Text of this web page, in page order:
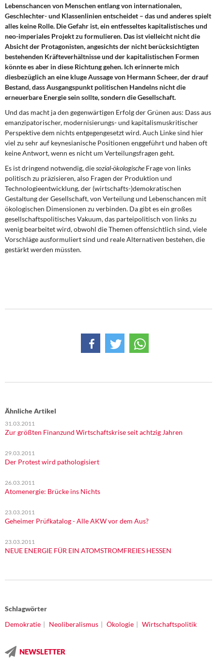
Lebenschancen von Menschen entlang von internationalen,
Geschlechter- und Klassenlinien entscheidet – das und anderes spielt
alles keine Rolle. Die Gefahr ist, ein entfesseltes kapitalistisches und
neo-imperiales Projekt zu formulieren. Das ist vielleicht nicht die
Absicht der Protagonisten, angesichts der nicht berücksichtigten
bestehenden Kräfteverhältnisse und der kapitalistischen Formen
könnte es aber in diese Richtung gehen. Ich erinnerte mich
diesbezüglich an eine kluge Aussage von Hermann Scheer, der drauf
Bestand, dass Ausgangspunkt politischen Handelns nicht die
erneuerbare Energie sein sollte, sondern die Gesellschaft.
Und das macht ja den gegenwärtigen Erfolg der Grünen aus: Dass aus
emanzipatorischer, modernisierungs- und kapitalismuskritischer
Perspektive dem nichts entgegengesetzt wird. Auch Linke sind hier
viel zu sehr auf keynesianische Positionen enggeführt und haben oft
keine Antwort, wenn es nicht um Verteilungsfragen geht.
Es ist dringend notwendig, diesozial-ökologischeFrage von links
politisch zu präzisieren, also Fragen der Produktion und
Technologieentwicklung, der (wirtschafts-)demokratischen
Gestaltung der Gesellschaft, von Verteilung und Lebenschancen mit
ökologischen Dimensionen zu verbinden. Da gibt es ein großes
gesellschaftspolitisches Vakuum, das parteipolitisch von links zu
wenig bearbeitet wird, obwohl die Themen offensichtlich sind, viele
Vorschläge ausformuliert sind und reale Alternativen bestehen, die
gestärkt werden müssten.
Ähnliche Artikel
31.03.2011
Zur größten Finanzund Wirtschaftskrise seit achtzig Jahren
29.03.2011
Der Protest wird pathologisiert
26.03.2011
Atomenergie: Brücke ins Nichts
23.03.2011
Geheimer Prüfkatalog - Alle AKW vor dem Aus?
23.03.2011
NEUE ENERGIE FÜR EIN ATOMSTROMFREIES HESSEN
Schlagwörter
Demokratie
Neoliberalismus Ökologie Wirtschaftspolitik
NEWSLETTER